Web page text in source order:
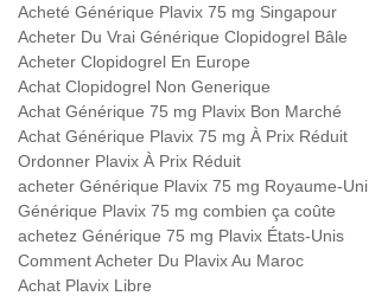
Acheté Générique Plavix 75 mg Singapour
Acheter Du Vrai Générique Clopidogrel Bâle
Acheter Clopidogrel En Europe
Achat Clopidogrel Non Generique
Achat Générique 75 mg Plavix Bon Marché
Achat Générique Plavix 75 mg À Prix Réduit
Ordonner Plavix À Prix Réduit
acheter Générique Plavix 75 mg Royaume-Uni
Générique Plavix 75 mg combien ça coûte
achetez Générique 75 mg Plavix États-Unis
Comment Acheter Du Plavix Au Maroc
Achat Plavix Libre